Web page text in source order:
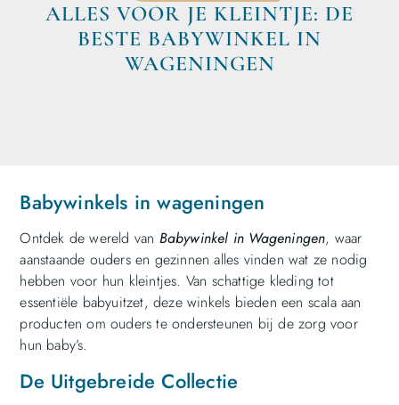
ALLES VOOR JE KLEINTJE: DE
BESTE BABYWINKEL IN
WAGENINGEN
Babywinkels in wageningen
Ontdek de wereld van Babywinkel in Wageningen, waar
aanstaande ouders en gezinnen alles vinden wat ze nodig
hebben voor hun kleintjes. Van schattige kleding tot
essentiële babyuitzet, deze winkels bieden een scala aan
producten om ouders te ondersteunen bij de zorg voor
hun baby’s.
De Uitgebreide Collectie